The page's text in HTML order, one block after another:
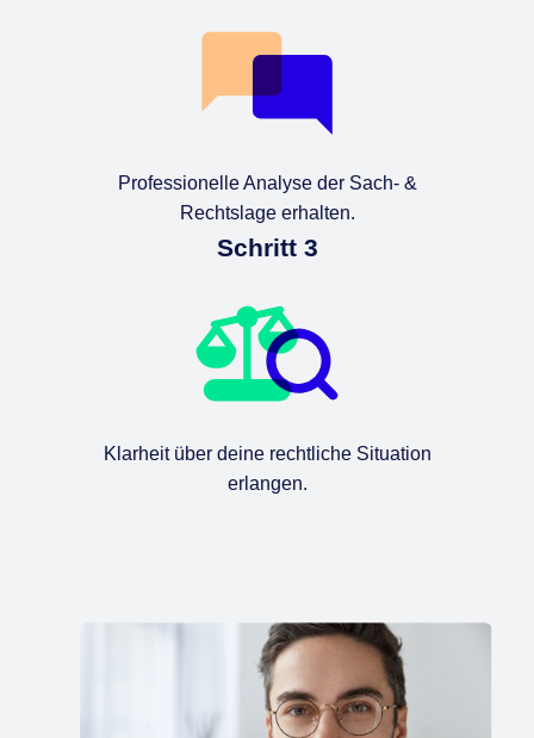
Professionelle Analyse der Sach- &
Rechtslage erhalten.
Schritt 3
Klarheit über deine rechtliche Situation
erlangen.